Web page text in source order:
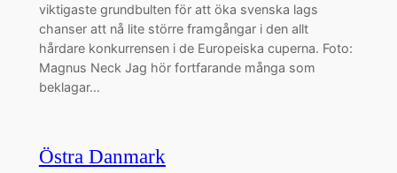
viktigaste grundbulten för att öka svenska lags
chanser att nå lite större framgångar i den allt
hårdare konkurrensen i de Europeiska cuperna. Foto:
Magnus Neck Jag hör fortfarande många som
beklagar…
Östra Danmark